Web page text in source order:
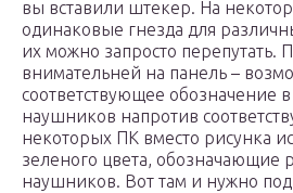
вы вставили штекер. На
одинаковые гнезда для
их можно запросто перепутать.
внимательней на панель –
соответствующее обозначение
наушников напротив
некоторых ПК вместо рисунка
зеленого цвета, обозначающие
наушников. Вот там и нужно